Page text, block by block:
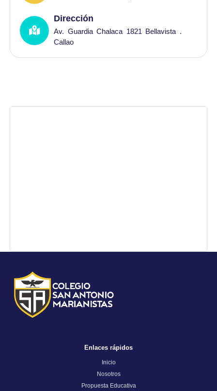
Dirección
Av. Guardia Chalaca 1821 Bellavista .
Callao
Enlaces rápidos
Inicio
Nosotros
Propuesta Educativa